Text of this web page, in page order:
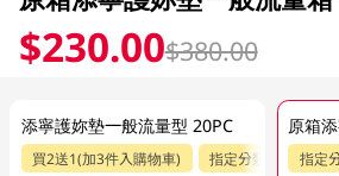
$230.00$380.00
添寧護妳墊一般流量型 20PC
買2送1(加3件入購物車) 指定分類88折 指定